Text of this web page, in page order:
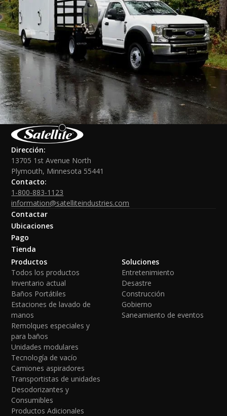
Dirección:
13705 1st Avenue North
Plymouth, Minnesota 55441
Contacto:
1-800-883-1123
information@satelliteindustries.com
Contactar
Ubicaciones
Pago
Tienda
Productos
Todos los productos
Inventario actual
Baños Portátiles
Estaciones de lavado de
manos
Remolques especiales y
para baños
Unidades modulares
Tecnología de vacío
Camiones aspiradores
Transportistas de unidades
Desodorizantes y
Consumibles
Productos Adicionales
Soluciones
Entretenimiento
Desastre
Construcción
Gobierno
Saneamiento de eventos